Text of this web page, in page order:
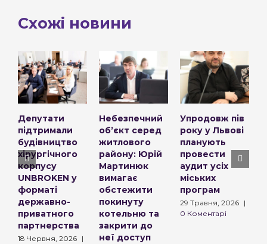
Схожі новини
Депутати
підтримали
будівництво
хірургічного
корпусу
UNBROKEN у
форматі
державно-
приватного
партнерства
18 Червня, 2026 |
Небезпечний
об’єкт серед
житлового
району: Юрій
Мартинюк
вимагає
обстежити
покинуту
котельню та
закрити до
неї доступ
Упродовж пів
року у Львові
планують
провести
аудит усіх
міських
програм
29 Травня, 2026 |
0 Коментарі